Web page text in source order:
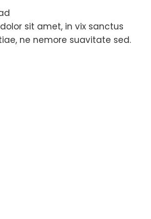
sit amet, in vix sanctus
ne nemore suavitate sed.